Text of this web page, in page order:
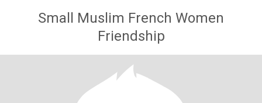
Small Muslim French Women
Friendship